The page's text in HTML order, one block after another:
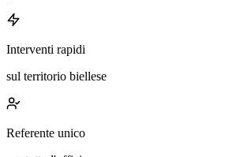
Interventi rapidi
sul territorio biellese
Referente unico